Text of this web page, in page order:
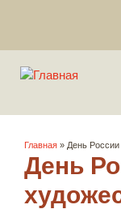
Вы здесь
Главная » День России
День